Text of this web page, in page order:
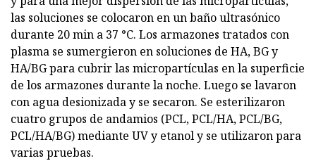
las soluciones se colocaron en un baño ultrasónico
durante 20 min a 37 °C. Los armazones tratados con
plasma se sumergieron en soluciones de HA, BG y
HA/BG para cubrir las micropartículas en la superficie
de los armazones durante la noche. Luego se lavaron
con agua desionizada y se secaron. Se esterilizaron
cuatro grupos de andamios (PCL, PCL/HA, PCL/BG,
PCL/HA/BG) mediante UV y etanol y se utilizaron para
varias pruebas.